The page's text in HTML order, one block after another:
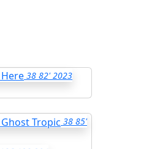
38 82' 2023
38 85'